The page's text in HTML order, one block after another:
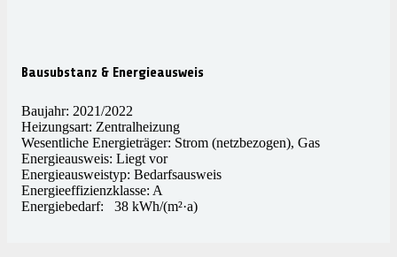
Bausubstanz & Energieausweis
Baujahr: 2021/2022
Heizungsart: Zentralheizung
Wesentliche Energieträger: Strom (netzbezogen), Gas
Energieausweis: Liegt vor
Energieausweistyp: Bedarfsausweis
Energieeffizienzklasse: A
Energiebedarf: 38 kWh/(m²·a)